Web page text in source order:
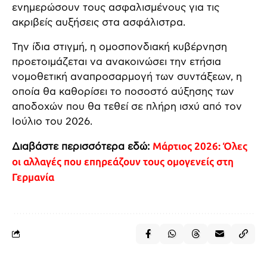
ενημερώσουν τους ασφαλισμένους για τις
ακριβείς αυξήσεις στα ασφάλιστρα.
Την ίδια στιγμή, η ομοσπονδιακή κυβέρνηση
προετοιμάζεται να ανακοινώσει την ετήσια
νομοθετική αναπροσαρμογή των συντάξεων, η
οποία θα καθορίσει το ποσοστό αύξησης των
αποδοχών που θα τεθεί σε πλήρη ισχύ από τον
Ιούλιο του 2026.
Διαβάστε περισσότερα εδώ: Μάρτιος 2026: Όλες
οι αλλαγές που επηρεάζουν τους ομογενείς στη
Γερμανία